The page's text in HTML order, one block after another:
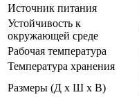
Источник питания
Устойчивость к
окружающей среде
Рабочая температура
Температура хранения
Размеры (Д x Ш x В)